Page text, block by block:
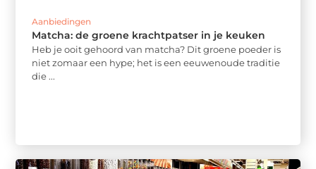
Aanbiedingen
Matcha: de groene krachtpatser in je keuken
Heb je ooit gehoord van matcha? Dit groene poeder is
niet zomaar een hype; het is een eeuwenoude traditie
die ...